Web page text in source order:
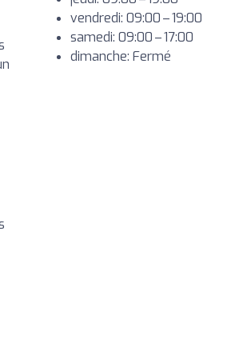
vendredi: 09:00 – 19:00
samedi: 09:00 – 17:00
dimanche: Fermé